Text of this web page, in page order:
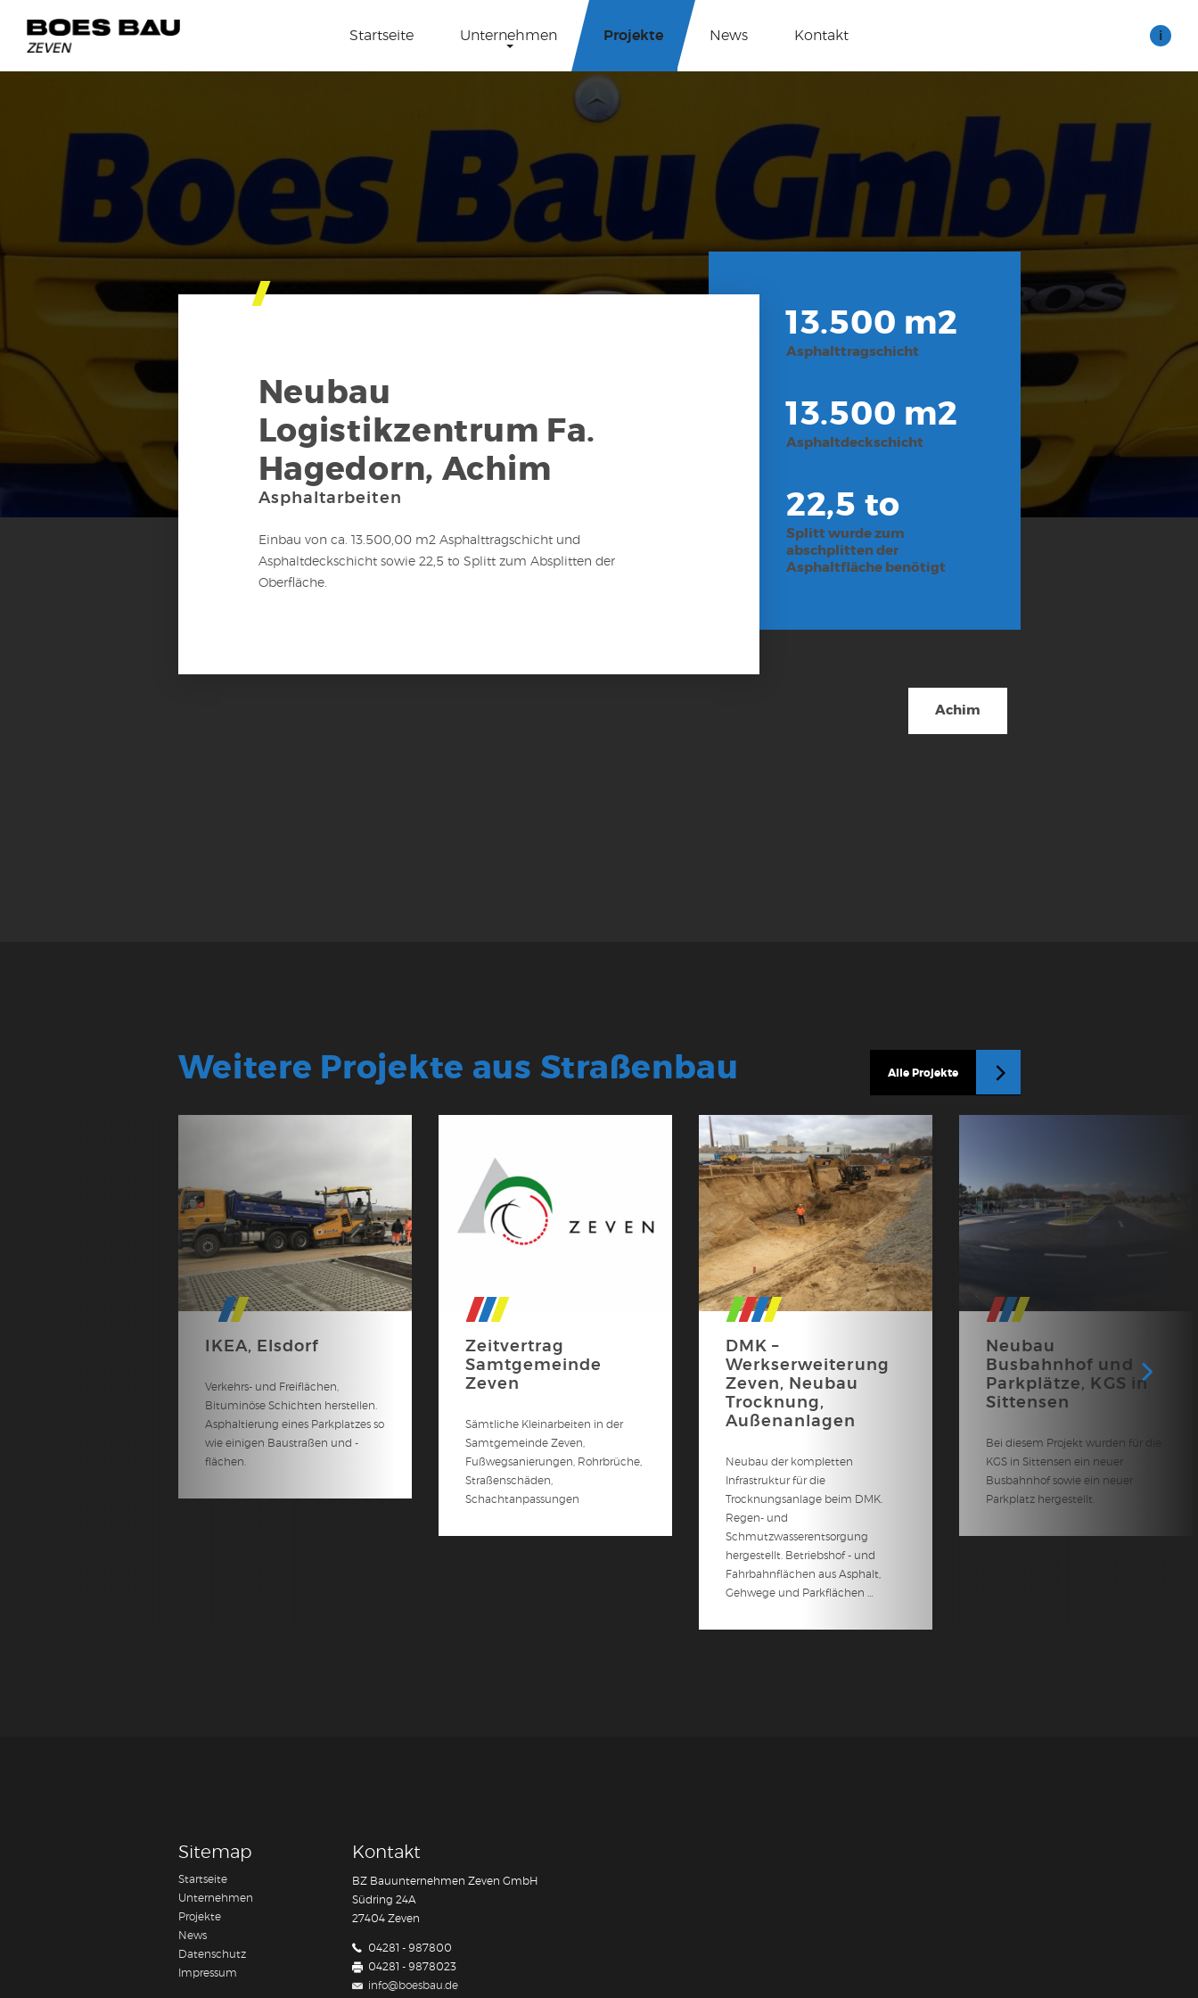
Startseite Unternehmen Projekte News Kontakt i
Neubau
Logistikzentrum Fa.
Hagedorn, Achim
Asphaltarbeiten
Einbau von ca. 13.500,00 m2 Asphalttragschicht und
Asphaltdeckschicht sowie 22,5 to Splitt zum Absplitten der
Oberfläche.
13.500 m2
Asphalttragschicht
13.500 m2
Asphaltdeckschicht
22,5 to
Splitt wurde zum
abschplitten der
Asphaltfläche benötigt
Achim
Weitere Projekte aus Straßenbau Alle Projekte
IKEA, Elsdorf
Verkehrs- und Freiflächen,
Bituminöse Schichten herstellen.
Asphaltierung eines Parkplatzes so
wie einigen Baustraßen und -
flächen.
Zeitvertrag
Samtgemeinde
Zeven
Sämtliche Kleinarbeiten in der
Samtgemeinde Zeven,
Fußwegsanierungen, Rohrbrüche,
Straßenschäden,
Schachtanpassungen
DMK –
Werkserweiterung
Zeven, Neubau
Trocknung,
Außenanlagen
Neubau der kompletten
Infrastruktur für die
Trocknungsanlage beim DMK.
Regen- und
Schmutzwasserentsorgung
hergestellt. Betriebshof - und
Fahrbahnflächen aus Asphalt,
Gehwege und Parkflächen …
Neubau
Busbahnhof und
Parkplätze, KGS in
Sittensen
Bei diesem Projekt wurden für die
KGS in Sittensen ein neuer
Busbahnhof sowie ein neuer
Parkplatz hergestellt.
Sitemap
Startseite
Unternehmen
Projekte
News
Datenschutz
Impressum
Kontakt
BZ Bauunternehmen Zeven GmbH
Südring 24A
27404 Zeven
04281 - 987800
04281 - 9878023
info@boesbau.de